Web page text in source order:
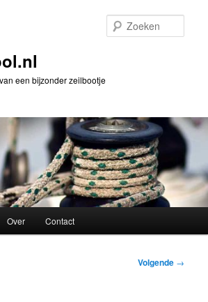
een bijzonder zeilbootje
Over Contact
Volgende →